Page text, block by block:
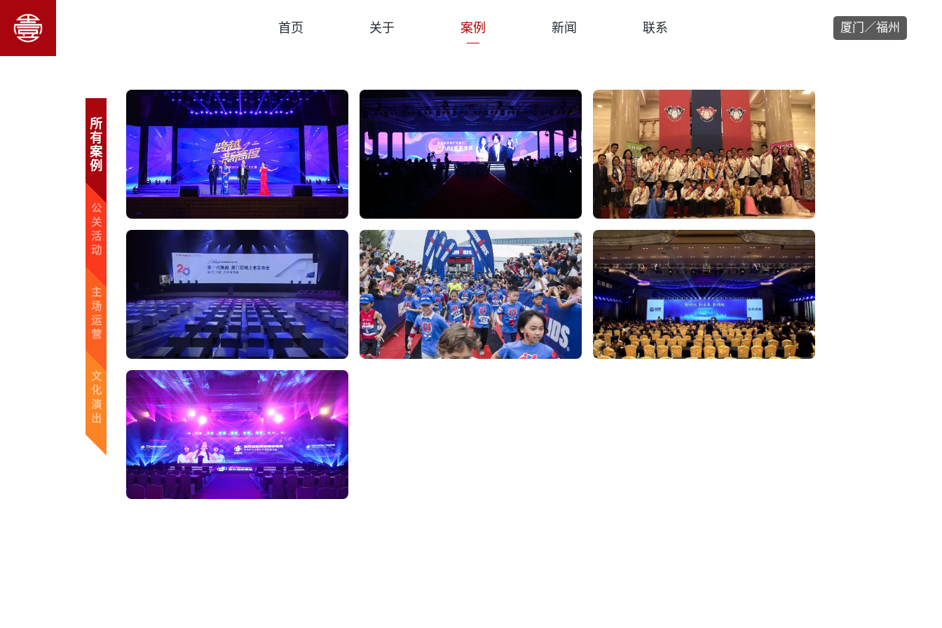
首页 关于 案例 新闻 联系 厦门／福州
所
有
案
例
公
关
活
动
主
场
运
营
文
化
演
出